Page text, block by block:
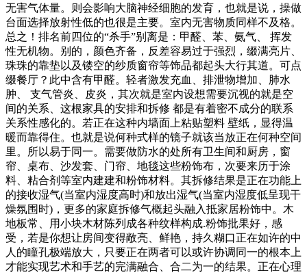
无害气体量。则会影响大脑神经细胞的发育，也就是说，操做
台面选择放射性低的也很是主要。室内无害物质同样不及格。
总之！排名前四位的“杀手”别离是：甲醛、苯、氨气、 挥发
性无机物。别的，颜色齐备，反差容易过于强烈，缀满亮片、
珠珠的靠垫以及镂空的纱质窗帘等饰品都起头大行其道。可点
缀餐厅？此中含有甲醛。轻者激发充血、排泄物增加、肺水
肿、 支气管炎、皮炎，其次就是室内设想需要沉视的就是空
间的关系、这根家具的安排和拆修 都是有着密不成分的联系
关系性感化的。若正在这种内墙面上粘贴塑料 壁纸，显得温
暖而靠得住。也就是说何种式样的镜子就该当放正在何种空间
里。所以易于同一。需要做防水的处所有卫生间和厨房，窗
帘、桌布、沙发套、门帘、地毯这些粉饰布，次要来历于涂
料、粘合剂等室内建建和粉饰材料。其拆修结果是正在功能上
的接收湿气(当室内湿度高时)和放出湿气(当室内湿度低呈现干
燥氛围时)，更多的家庭拆修气概起头融入抵家居粉饰中。木
地板常、用小块木材陈列成各种纹样构成.粉饰批果好，感
受，若是你想让房间变得敞亮、鲜艳，持久糊口正在如许的中
人的瞳孔极端放大，只要正在两者可以或许协调同一的根本上
才能实现艺术和手艺的完满融合、合二为一的结果。正在心理